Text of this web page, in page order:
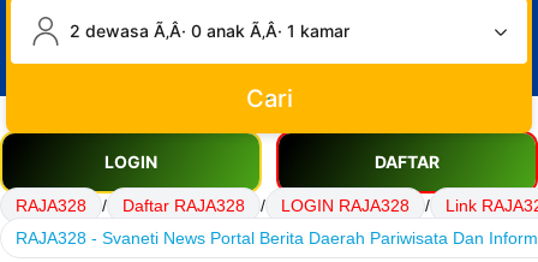
2 dewasa Ã‚Â· 0 anak Ã‚Â· 1 kamar
Cari
LOGIN DAFTAR
RAJA328 / Daftar RAJA328 / LOGIN RAJA328 /
Link
RAJA328 - Svaneti News Portal Berita Daerah Pariwisata Dan